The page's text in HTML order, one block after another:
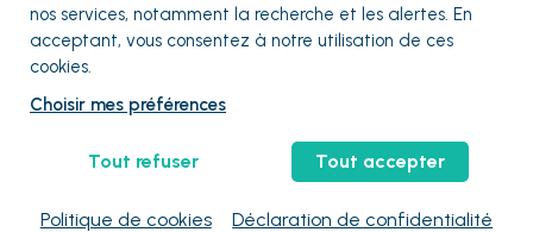
nos services, notamment la recherche et les alertes. En
acceptant, vous consentez à notre utilisation de ces
cookies.
Choisir mes préférences
Tout refuser Tout accepter
Politique de cookies Déclaration de confidentialité